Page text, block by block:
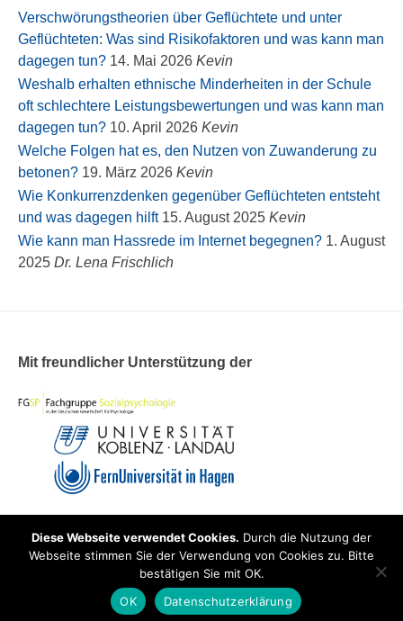
Verschwörungstheorien über Geflüchtete und unter
Geflüchteten: Was sind Risikofaktoren und was kann man
dagegen tun? 14. Mai 2026 Kevin
Weshalb erhalten ethnische Minderheiten in der Schule
oft schlechtere Leistungsbewertungen und was kann man
dagegen tun? 10. April 2026 Kevin
Welche Folgen hat es, den Nutzen von Zuwanderung zu
betonen? 19. März 2026 Kevin
Wie Konkurrenzdenken gegenüber Geflüchteten entsteht
und was dagegen hilft 15. August 2025 Kevin
Wie kann man Hassrede im Internet begegnen? 1. August
2025 Dr. Lena Frischlich
Mit freundlicher Unterstützung der
Theme: Overlay byKaira .
Impressum|Datenschutz
Diese Webseite verwendet Cookies. Durch die Nutzung der
Webseite stimmen Sie der Verwendung von Cookies zu. Bitte
bestätigen Sie mit OK.
OK
Datenschutzerklärung